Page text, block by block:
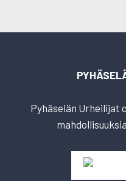
Pyhäselän Urheilijat